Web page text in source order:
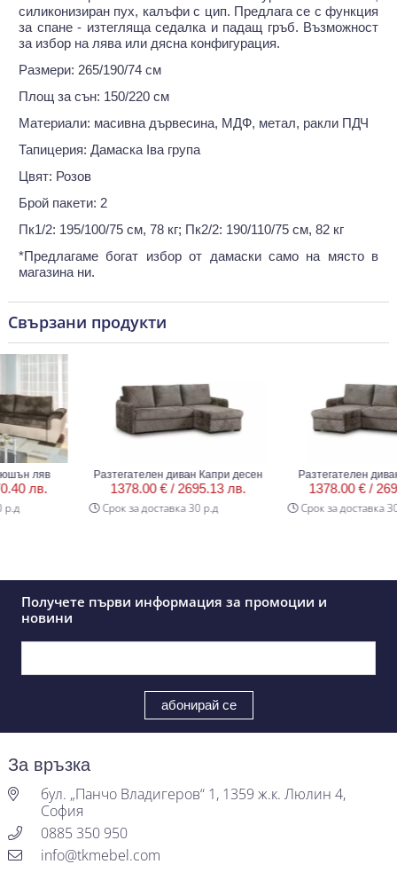
силиконизиран пух, калъфи с цип. Предлага се с функция
за спане - изтегляща седалка и падащ гръб. Възможност
за избор на лява или дясна конфигурация.
Размери: 265/190/74 см
Площ за сън: 150/220 см
Материали: масивна дървесина, МДФ, метал, ракли ПДЧ
Тапицерия: Дамаска Iва група
Цвят: Розов
Брой пакети: 2
Пк1/2: 195/100/75 см, 78 кг; Пк2/2: 190/110/75 см, 82 кг
*Предлагаме богат избор от дамаски само на място в
магазина ни.
Свързани продукти
ляв
лв.
Разтегателен диван Капри десен
1378.00 € /2695.13 лв.
Срок за доставка 30 р.д
Разтегателен диван
1378.00 € /
Срок за доставка 30 р.д
Получете първи информация за промоции и
новини
За връзка
бул. „Панчо Владигеров“ 1, 1359 ж.к. Люлин 4,
София
0885 350 950
info@tkmebel.com